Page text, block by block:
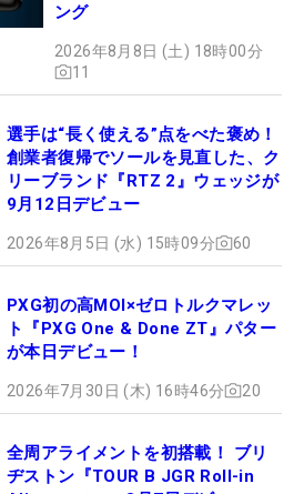
ング
2026年8月8日 (土) 18時00分
11
選手は“長く使える”点をべた褒め！
創業者復帰でソールを見直した、ク
リーブランド『RTZ 2』ウェッジが
9月12日デビュー
2026年8月5日 (水) 15時09分 60
PXG初の高MOI×ゼロトルクマレッ
ト『PXG One & Done ZT』パター
が本日デビュー！
2026年7月30日 (木) 16時46分 20
全周アライメントを初搭載！ ブリ
ヂストン『TOUR B JGR Roll-in